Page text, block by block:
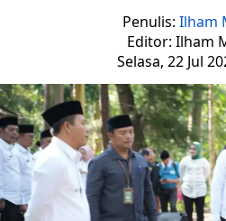
Penulis: Ilham
Editor: Ilham
Selasa, 22 Jul